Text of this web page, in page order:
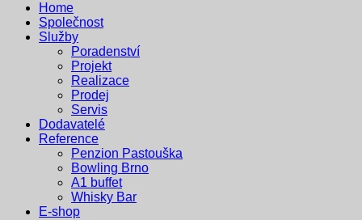
Home
Společnost
Služby
Poradenství
Projekt
Realizace
Prodej
Servis
Dodavatelé
Reference
Penzion Pastouška
Bowling Brno
A1 buffet
Whisky Bar
E-shop